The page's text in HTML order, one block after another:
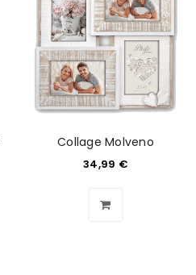
Collage Molveno
34,99 €